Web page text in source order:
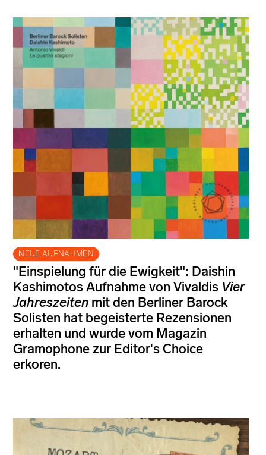
NEUE AUFNAHMEN
"Einspielung für die Ewigkeit": Daishin
Kashimotos Aufnahme von Vivaldis Vier
Jahreszeiten mit den Berliner Barock
Solisten hat begeisterte Rezensionen
erhalten und wurde vom Magazin
Gramophone zur Editor's Choice
erkoren.